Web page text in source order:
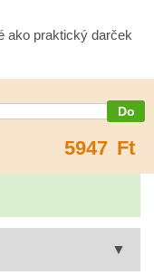
ako praktický darček
5947 Ft